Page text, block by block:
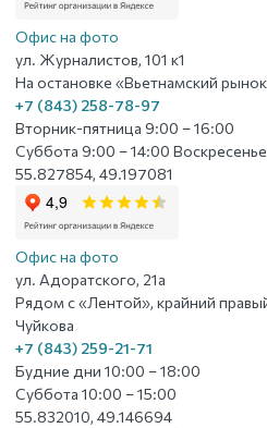
Офис на фото
ул. Журналистов, 101 к1
На остановке «Вьетнамский
+7 (843) 258-78-97
Вторник-пятница 9:00 – 16:00
Суббота 9:00 – 14:00
55.827854, 49.197081
Офис на фото
ул. Адоратского, 21а
Рядом с «Лентой», крайний
Чуйкова
+7 (843) 259-21-71
Будние дни 10:00 – 18:00
Суббота 10:00 – 15:00
55.832010, 49.146694